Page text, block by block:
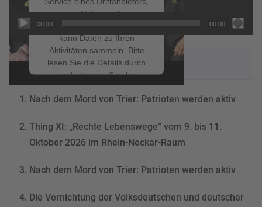
um Videoinhalte
einzubetten. Dieser Service
kann Daten zu Ihren
Aktivitäten sammeln. Bitte
lesen Sie die Details durch
und stimmen Sie der
Nutzung des Service zu, um
dieses Video anzusehen.
Mehr Informationen
Consent Management
00:00 00:00
NEUESTE BEITRÄGE
Nach dem Mord von Trier: Patrioten werden aktiv
Thing XI: „Rechte Lebenswege“ vom 9. bis 11.
Oktober 2026 im Rhein-Neckar-Raum
Nach dem Mord von Trier: Patrioten werden aktiv
Die Vernichtung der Volksdeutschen und deutscher